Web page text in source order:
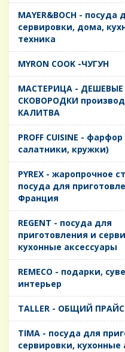
MAYER&BOCH - посуда
сервировки, дома,
техника
MYRON COOK -ЧУГУН
MАСТЕРИЦА - ДЕШЕВЫЕ
СКОВОРОДКИ
КАЛИТВА
PROFF CUISINE -
салатники, кружки)
PYREX - жаропрочное
посуда для
Франция
REGENT - посуда для
приготовления и
кухонные аксессуары
REMECO - подарки,
интерьер
TALLER - ОБЩИЙ ПРАЙС
TIMA - посуда для
сервировки, кухонные